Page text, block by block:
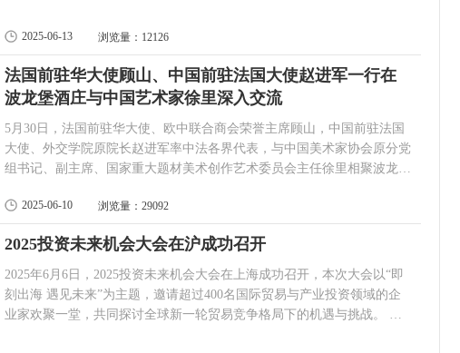
路”科技交流大会开幕，外国嘉宾在会...
2025-06-13 浏览量：12126
法国前驻华大使顾山、中国前驻法国大使赵进军一行在
波龙堡酒庄与中国艺术家徐里深入交流
5月30日，法国前驻华大使、欧中联合商会荣誉主席顾山，中国前驻法国
大使、外交学院原院长赵进军率中法各界代表，与中国美术家协会原分党
组书记、副主席、国家重大题材美术创作艺术委员会主任徐里相聚波龙堡
使、欧中联合商会荣誉主席顾山与中国美术家协会原分党组书记、副主
席、国家重大题材美术创作艺术委员会主任徐里亲切交流 中国前驻法国
大使、外交学院原院长赵进军与中国美术家协会原分党组书记、副主席、
国家重大题材美术创作艺术委员...
2025-06-10 浏览量：29092
2025投资未来机会大会在沪成功召开
2025年6月6日，2025投资未来机会大会在上海成功召开，本次大会以“即
刻出海 遇见未来”为主题，邀请超过400名国际贸易与产业投资领域的企
业家欢聚一堂，共同探讨全球新一轮贸易竞争格局下的机遇与挑战。 大